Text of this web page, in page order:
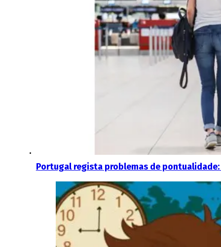
Portugal regista problemas de